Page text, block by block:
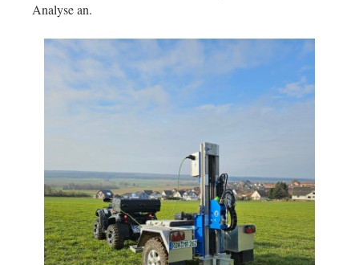
Analyse an.